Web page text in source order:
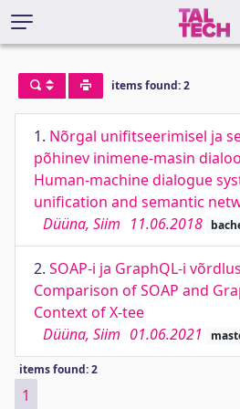
items found: 2
1. Nõrgal unifitseerimisel ja
põhinev inimene-masin
Human-machine dialogue
unification and semantic
Düüna, Siim 11.06.2018
2. SOAP-i ja GraphQL-i
Comparison of SOAP and
Context of X-tee
Düüna, Siim 01.06.2021
items found: 2
1